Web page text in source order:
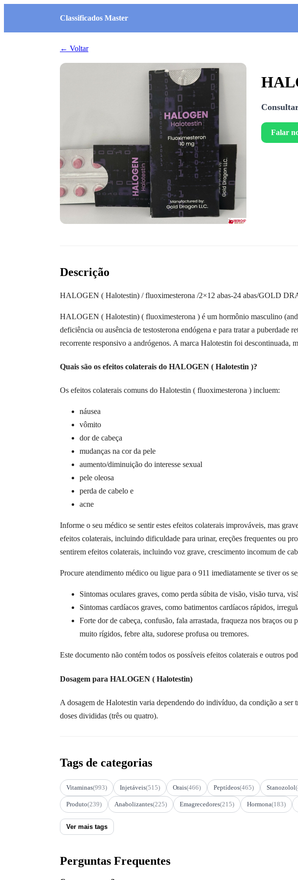
Classificados Master
← Voltar
Falar
Descrição
HALOGEN ( Halotestin) / fluoximesterona /2×12 abas-24 abas/GOLD
HALOGEN ( Halotestin) ( fluoximesterona ) é um hormônio masculino
deficiência ou ausência de testosterona endógena e para tratar a puberdade
recorrente responsivo a andrógenos. A marca Halotestin foi descontinuada,
Quais são os efeitos colaterais do HALOGEN ( Halotestin )?
Os efeitos colaterais comuns do Halotestin ( fluoximesterona ) incluem:
náusea
vômito
dor de cabeça
mudanças na cor da pele
aumento/diminuição do interesse sexual
pele oleosa
perda de cabelo e
acne
Informe o seu médico se sentir estes efeitos colaterais improváveis, mas
efeitos colaterais, incluindo dificuldade para urinar, ereções frequentes ou
sentirem efeitos colaterais, incluindo voz grave, crescimento incomum de
Procure atendimento médico ou ligue para o 911 imediatamente se tiver os
Sintomas oculares graves, como perda súbita de visão, visão turva,
Sintomas cardíacos graves, como batimentos cardíacos rápidos,
Forte dor de cabeça, confusão, fala arrastada, fraqueza nos braços
muito rígidos, febre alta, sudorese profusa ou tremores.
Este documento não contém todos os possíveis efeitos colaterais e outros
Dosagem para HALOGEN ( Halotestin)
A dosagem de Halotestin varia dependendo do indivíduo, da condição a
doses divididas (três ou quatro).
Tags de categorias
Vitaminas(993) Injetáveis(515) Orais(466) Peptídeos(465) Stanozolol
Produto(239) Anabolizantes(225) Emagrecedores(215) Hormona(183)
Ver mais tags
Perguntas Frequentes